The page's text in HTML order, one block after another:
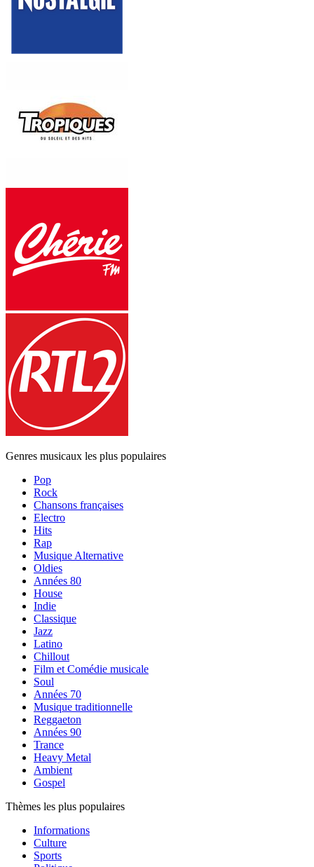
Genres musicaux les plus populaires
Pop
Rock
Chansons françaises
Electro
Hits
Rap
Musique Alternative
Oldies
Années 80
House
Indie
Classique
Jazz
Latino
Chillout
Film et Comédie musicale
Soul
Années 70
Musique traditionnelle
Reggaeton
Années 90
Trance
Heavy Metal
Ambient
Gospel
Thèmes les plus populaires
Informations
Culture
Sports